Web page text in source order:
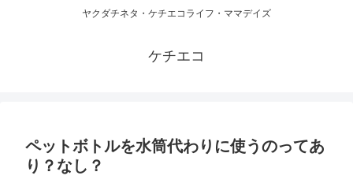
ヤクダチネタ・ケチエコライフ・ママデイズ
ケチエコ
ペットボトルを水筒代わりに使うのってあ
り？なし？